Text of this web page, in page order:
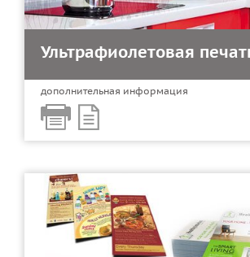
Ультрафиолетовая
дополнительная информация